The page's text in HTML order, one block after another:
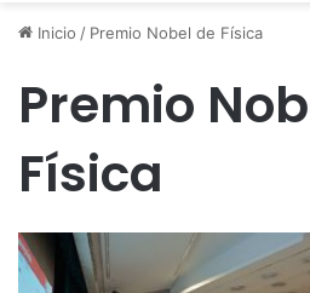
Inicio / Premio Nobel de Física
Premio
Física